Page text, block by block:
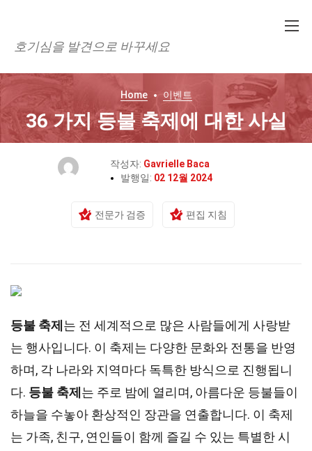
호기심을 발견으로 바꾸세요
Home 이벤트
36 가지 등불 축제에 대한 사실
작성자: Gavrielle Baca
발행일: 02 12월 2024
전문가 검증 편집 지침
등불 축제 는 전 세계적으로 많은 사람들에게 사랑받
는 행사입니다. 이 축제는 다양한 문화와 전통을 반영
하며, 각 나라와 지역마다 독특한 방식으로 진행됩니
다. 등불 축제 는 주로 밤에 열리며, 아름다운 등불들이
하늘을 수놓아 환상적인 장관을 연출합니다. 이 축제
는 가족, 친구, 연인들이 함께 즐길 수 있는 특별한 시